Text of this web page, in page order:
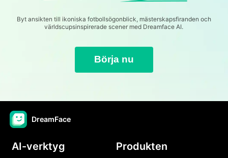
Byt ansikten till ikoniska fotbollsögonblick, mästerskapsfiranden och
världscupsinspirerade scener med Dreamface AI.
Börja nu
DreamFace
AI-verktyg Produkten